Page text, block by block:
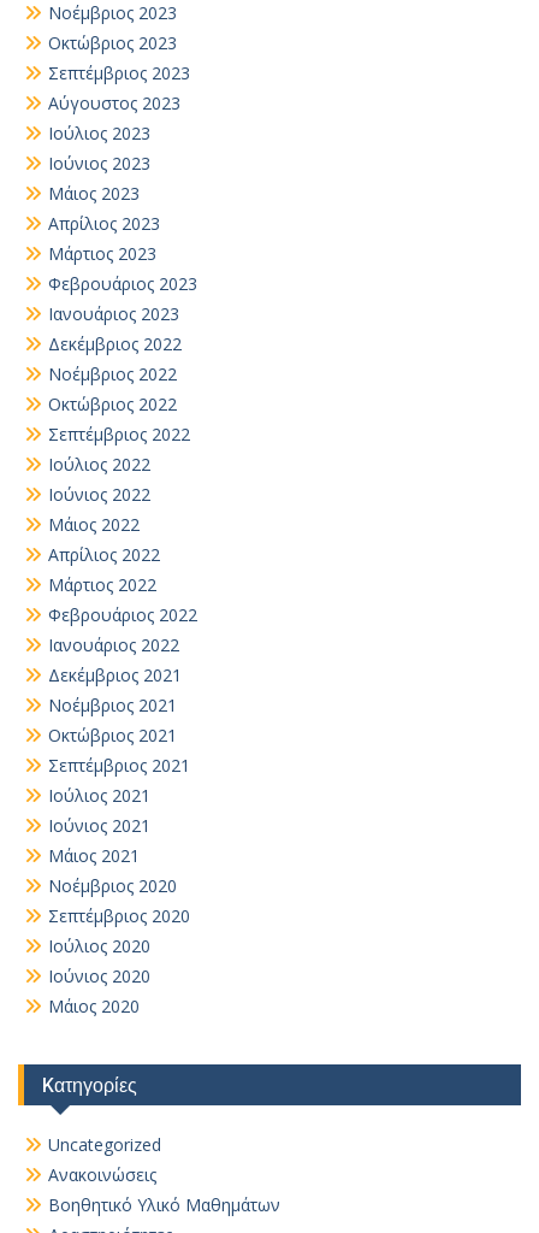
Νοέμβριος 2023
Οκτώβριος 2023
Σεπτέμβριος 2023
Αύγουστος 2023
Ιούλιος 2023
Ιούνιος 2023
Μάιος 2023
Απρίλιος 2023
Μάρτιος 2023
Φεβρουάριος 2023
Ιανουάριος 2023
Δεκέμβριος 2022
Νοέμβριος 2022
Οκτώβριος 2022
Σεπτέμβριος 2022
Ιούλιος 2022
Ιούνιος 2022
Μάιος 2022
Απρίλιος 2022
Μάρτιος 2022
Φεβρουάριος 2022
Ιανουάριος 2022
Δεκέμβριος 2021
Νοέμβριος 2021
Οκτώβριος 2021
Σεπτέμβριος 2021
Ιούλιος 2021
Ιούνιος 2021
Μάιος 2021
Νοέμβριος 2020
Σεπτέμβριος 2020
Ιούλιος 2020
Ιούνιος 2020
Μάιος 2020
Kατηγορίες
Uncategorized
Ανακοινώσεις
Βοηθητικό Yλικό Mαθημάτων